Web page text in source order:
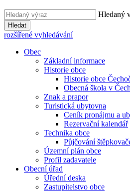
Hledaný
Hledat
rozšířené vyhledávání
Obec
Základní informace
Historie obce
Historie obce
Obecná škola v
Znak a prapor
Turistická ubytovna
Ceník pronájmu a
Rezervační kalendář
Technika obce
Půjčování
Územní plán obce
Profil zadavatele
Obecní úřad
Úřední deska
Zastupitelstvo obce